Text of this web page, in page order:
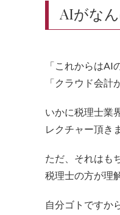
AIがな
「これからはAI
「クラウド会計
いかに税理士業
レクチャー頂き
ただ、それはも
税理士の方が理
自分ゴトですから